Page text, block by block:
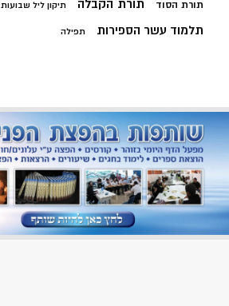
תורת הסוד תורת הקבלה תיקון ליל שבועות
תלמוד עשר הספירות תפילה